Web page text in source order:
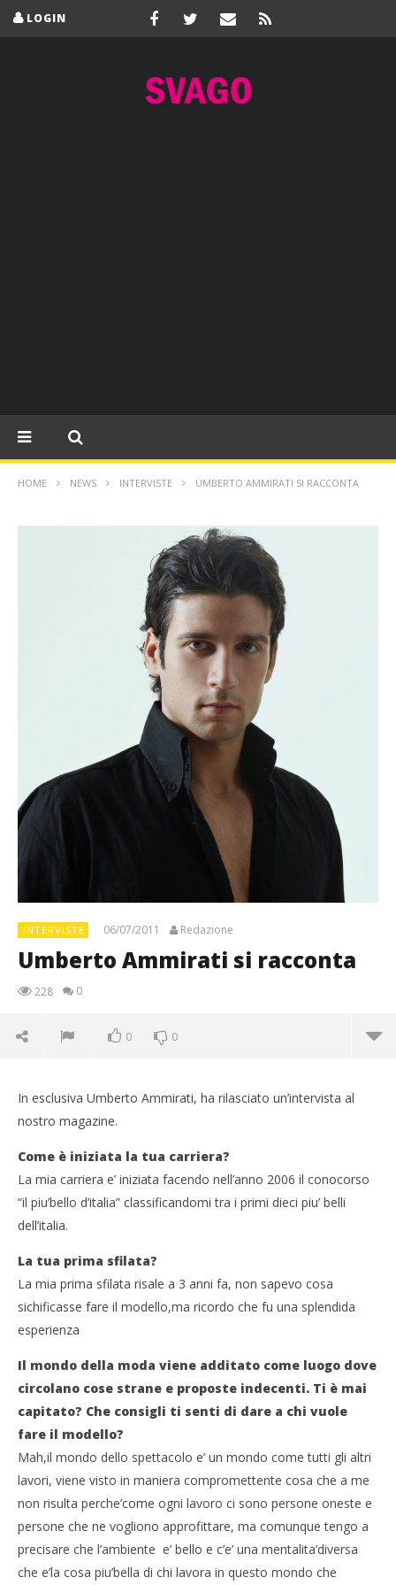
LOGIN
HOME NEWS INTERVISTE UMBERTO AMMIRATI SI RACCONTA
INTERVISTE 06/07/2011 Redazione
Umberto Ammirati si racconta
228 0
0 0
NOW VIEWING
Umberto Ammirati si racconta
06/07/2011
Redazione
In esclusiva Umberto Ammirati, ha rilasciato un’intervista al
nostro magazine.
Come è iniziata la tua carriera?
La mia carriera e’ iniziata facendo nell’anno 2006 il conocorso
“il piu’bello d’italia” classificandomi tra i primi dieci piu’ belli
dell’italia.
La tua prima sfilata?
La mia prima sfilata risale a 3 anni fa, non sapevo cosa
sichificasse fare il modello,ma ricordo che fu una splendida
esperienza
Il mondo della moda viene additato come luogo dove
circolano cose strane e proposte indecenti. Ti è mai
capitato? Che consigli ti senti di dare a chi vuole
fare il modello?
Mah,il mondo dello spettacolo e’ un mondo come tutti gli altri
lavori, viene visto in maniera compromettente cosa che a me
non risulta perche’come ogni lavoro ci sono persone oneste e
persone che ne vogliono approfittare, ma comunque tengo a
precisare che l’ambiente e’ bello e c’e’ una mentalita’diversa
che e’la cosa piu’bella di chi lavora in questo mondo che